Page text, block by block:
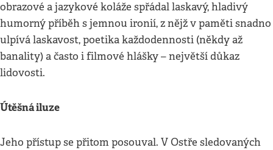
obrazové a jazykové koláže spřádal laskavý, hladivý
humorný příběh s jemnou ironií, z nějž v paměti snadno
ulpívá laskavost, poetika každodennosti (někdy až
banality) a často i filmové hlášky – největší důkaz
lidovosti.
Útěšná iluze
Jeho přístup se přitom posouval. V Ostře sledovaných